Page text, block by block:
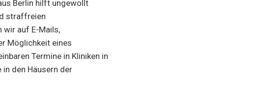
Berlin hilft ungewollt
straffreien
wir auf E-Mails,
Möglichkeit eines
Termine in Kliniken in
den Häusern der